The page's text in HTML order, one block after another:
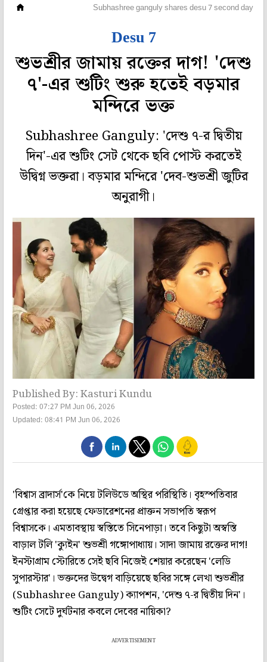
Subhashree ganguly shares desu 7 second day
Desu 7
শুভশ্রীর জামায় রক্তের দাগ! 'দেশু
৭'-এর শুটিং শুরু হতেই বড়মার
মন্দিরে ভক্ত
Subhashree Ganguly: 'দেশু ৭-র দ্বিতীয়
দিন'-এর শুটিং সেট থেকে ছবি পোস্ট করতেই
উদ্বিগ্ন ভক্তরা। বড়মার মন্দিরে 'দেব-শুভশ্রী জুটির
অনুরাগী।
Published By: Kasturi Kundu
Posted: 07:27 PM Jun 06, 2026
Updated: 08:41 PM Jun 06, 2026
'বিশ্বাস ব্রাদার্স'কে নিয়ে টলিউডে অস্থির পরিস্থিতি। বৃহস্পতিবার
গ্রেপ্তার করা হয়েছে ফেডারেশনের প্রাক্তন সভাপতি স্বরূপ
বিশ্বাসকে। এমতাবস্থায় স্বস্তিতে সিনেপাড়া। তবে কিছুটা অস্বস্তি
বাড়াল টলি 'ক্যুইন' শুভশ্রী গঙ্গোপাধ্যায়। সাদা জামায় রক্তের দাগ!
ইনস্টাগ্রাম স্টোরিতে সেই ছবি নিজেই শেয়ার করেছেন 'লেডি
সুপারস্টার'। ভক্তদের উদ্বেগ বাড়িয়েছে ছবির সঙ্গে লেখা শুভশ্রীর
(Subhashree Ganguly) ক্যাপশন, 'দেশু ৭-র দ্বিতীয় দিন'।
শুটিং সেটে দুর্ঘটনার কবলে দেবের নায়িকা?
ADVERTISEMENT